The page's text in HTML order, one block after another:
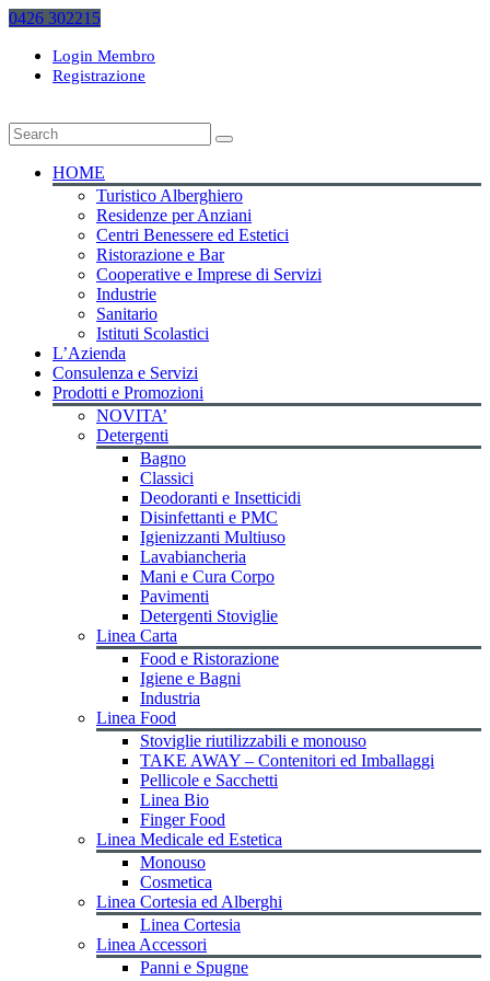
0426 302215
Login Membro
Registrazione
HOME
Turistico Alberghiero
Residenze per Anziani
Centri Benessere ed Estetici
Ristorazione e Bar
Cooperative e Imprese di Servizi
Industrie
Sanitario
Istituti Scolastici
L’Azienda
Consulenza e Servizi
Prodotti e Promozioni
NOVITA’
Detergenti
Bagno
Classici
Deodoranti e Insetticidi
Disinfettanti e PMC
Igienizzanti Multiuso
Lavabiancheria
Mani e Cura Corpo
Pavimenti
Detergenti Stoviglie
Linea Carta
Food e Ristorazione
Igiene e Bagni
Industria
Linea Food
Stoviglie riutilizzabili e monouso
TAKE AWAY – Contenitori ed Imballaggi
Pellicole e Sacchetti
Linea Bio
Finger Food
Linea Medicale ed Estetica
Monouso
Cosmetica
Linea Cortesia ed Alberghi
Linea Cortesia
Linea Accessori
Panni e Spugne